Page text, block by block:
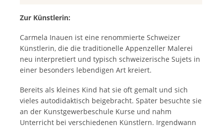
Zur Künstlerin:
Carmela Inauen ist eine renommierte Schweizer
Künstlerin, die die traditionelle Appenzeller Malerei
neu interpretiert und typisch schweizerische Sujets in
einer besonders lebendigen Art kreiert.
Bereits als kleines Kind hat sie oft gemalt und sich
vieles autodidaktisch beigebracht. Später besuchte sie
an der Kunstgewerbeschule Kurse und nahm
Unterricht bei verschiedenen Künstlern. Irgendwann